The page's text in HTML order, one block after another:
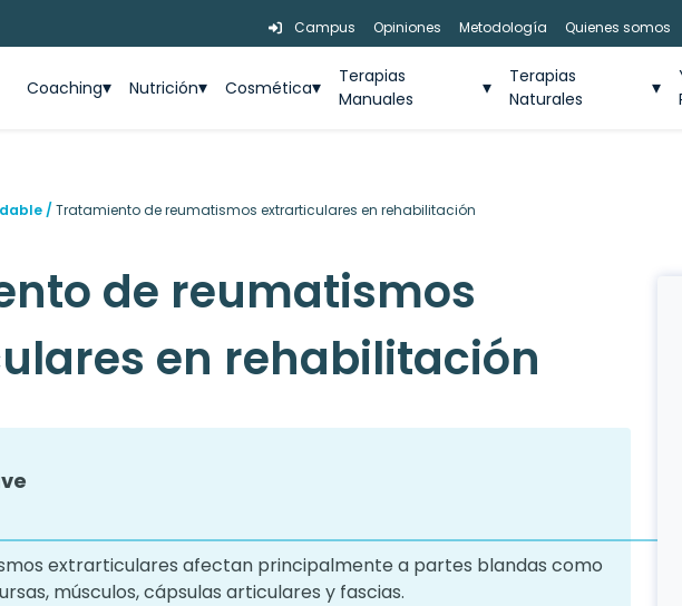
Campus Opiniones Metodología Quienes somos
Coaching Nutrición Cosmética
Terapias
Manuales
Terapias
Naturales
/ Tratamiento de reumatismos extrarticulares en rehabilitación
de reumatismos
en rehabilitación
extrarticulares afectan principalmente a partes blandas como
músculos, cápsulas articulares y fascias.